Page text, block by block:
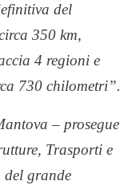
del
350 km,
4 regioni e
730 chilometri”.
– prosegue
Trasporti e
del grande